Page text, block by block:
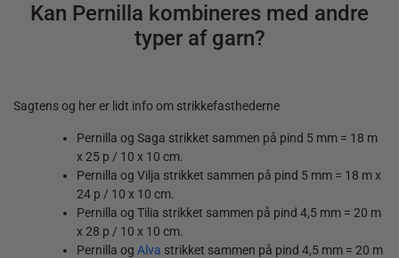
Kan Pernilla kombineres med andre
typer af garn?
Sagtens og her er lidt info om strikkefasthederne
Pernilla og Saga strikket sammen på pind 5 mm = 18 m
x 25 p / 10 x 10 cm.
Pernilla og Vilja strikket sammen på pind 5 mm = 18 m x
24 p / 10 x 10 cm.
Pernilla og Tilia strikket sammen på pind 4,5 mm = 20 m
x 28 p / 10 x 10 cm.
Pernilla og Alva strikket sammen på pind 4,5 mm = 20 m